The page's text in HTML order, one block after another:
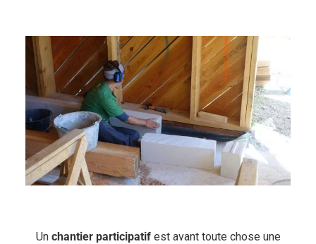
Un chantier participatifest avant toute chose une